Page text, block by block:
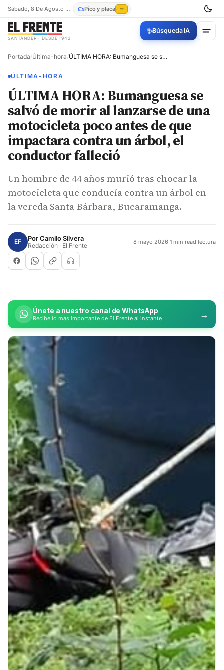
Sábado, 8 De Agosto De 2026 Pico y placa —
SANTANDER · DESDE 1942
✨Búsqueda IA
Portada/Última-hora/ ÚLTIMA HORA: Bumanguesa se salvó de morir al lanzarse de una motocicleta poco antes de que impactara contra un árbol, el conductor falleció
ÚLTIMA-HORA
ÚLTIMA HORA: Bumanguesa se
salvó de morir al lanzarse de una
motocicleta poco antes de que
impactara contra un árbol, el
conductor falleció
Un hombre de 44 años murió tras chocar la
motocicleta que conducía contra un árbol en
la vereda Santa Bárbara, Bucaramanga.
EF PorCamilo Silvera
Redacción · El Frente 8 mayo 2026·1 min read lectura
Únete a nuestro canal de WhatsApp
Recibe lo más importante de El Frente al instante →